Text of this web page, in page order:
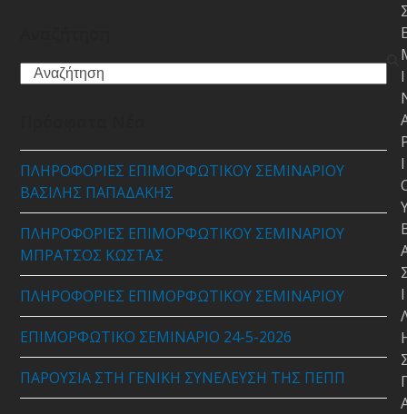
Search
ΠΛΗΡΟΦΟΡΙΕΣ ΕΠΙΜΟΡΦΩΤΙΚΟΥ ΣΕΜΙΝΑΡΙΟΥ
ΒΑΣΙΛΗΣ ΠΑΠΑΔΑΚΗΣ
ΠΛΗΡΟΦΟΡΙΕΣ ΕΠΙΜΟΡΦΩΤΙΚΟΥ ΣΕΜΙΝΑΡΙΟΥ
ΜΠΡΑΤΣΟΣ ΚΩΣΤΑΣ
ΠΛΗΡΟΦΟΡΙΕΣ ΕΠΙΜΟΡΦΩΤΙΚΟΥ ΣΕΜΙΝΑΡΙΟΥ
ΕΠΙΜΟΡΦΩΤΙΚΟ ΣΕΜΙΝΑΡΙΟ 24-5-2026
ΠΑΡΟΥΣΙΑ ΣΤΗ ΓΕΝΙΚΗ ΣΥΝΕΛΕΥΣΗ ΤΗΣ ΠΕΠΠ
Ι
Ι
Ι